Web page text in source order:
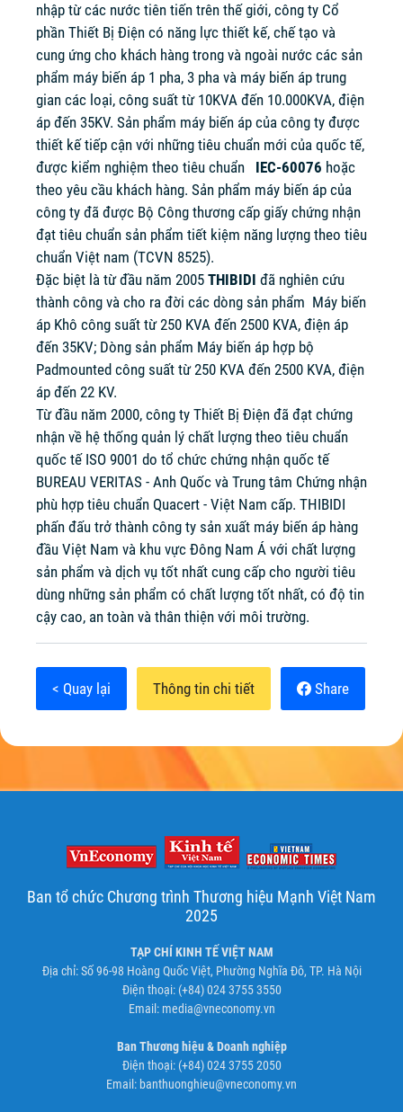
nhập từ các nước tiên tiến trên thế giới, công ty Cổ
phần Thiết Bị Điện có năng lực thiết kế, chế tạo và
cung ứng cho khách hàng trong và ngoài nước các sản
phẩm máy biến áp 1 pha, 3 pha và máy biến áp trung
gian các loại, công suất từ 10KVA đến 10.000KVA, điện
áp đến 35KV. Sản phẩm máy biến áp của công ty được
thiết kế tiếp cận với những tiêu chuẩn mới của quốc tế,
được kiểm nghiệm theo tiêu chuẩn IEC-60076 hoặc
theo yêu cầu khách hàng. Sản phẩm máy biến áp của
công ty đã được Bộ Công thương cấp giấy chứng nhận
đạt tiêu chuẩn sản phẩm tiết kiệm năng lượng theo tiêu
chuẩn Việt nam (TCVN 8525).
Đặc biệt là từ đầu năm 2005 THIBIDI đã nghiên cứu
thành công và cho ra đời các dòng sản phẩm Máy biến
áp Khô công suất từ 250 KVA đến 2500 KVA, điện áp
đến 35KV; Dòng sản phẩm Máy biến áp hợp bộ
Padmounted công suất từ 250 KVA đến 2500 KVA, điện
áp đến 22 KV.
Từ đầu năm 2000, công ty Thiết Bị Điện đã đạt chứng
nhận về hệ thống quản lý chất lượng theo tiêu chuẩn
quốc tế ISO 9001 do tổ chức chứng nhận quốc tế
BUREAU VERITAS - Anh Quốc và Trung tâm Chứng nhận
phù hợp tiêu chuẩn Quacert - Việt Nam cấp. THIBIDI
phấn đấu trở thành công ty sản xuất máy biến áp hàng
đầu Việt Nam và khu vực Đông Nam Á với chất lượng
sản phẩm và dịch vụ tốt nhất cung cấp cho người tiêu
dùng những sản phẩm có chất lượng tốt nhất, có độ tin
cậy cao, an toàn và thân thiện với môi trường.
< Quay lại Thông tin chi tiết Share
Ban tổ chức Chương trình Thương hiệu Mạnh Việt Nam
2025
TẠP CHÍ KINH TẾ VIỆT NAM
Địa chỉ: Số 96-98 Hoàng Quốc Việt, Phường Nghĩa Đô, TP. Hà Nội
Điện thoại: (+84) 024 3755 3550
Email: media@vneconomy.vn
Ban Thương hiệu & Doanh nghiệp
Điện thoại: (+84) 024 3755 2050
Email: banthuonghieu@vneconomy.vn